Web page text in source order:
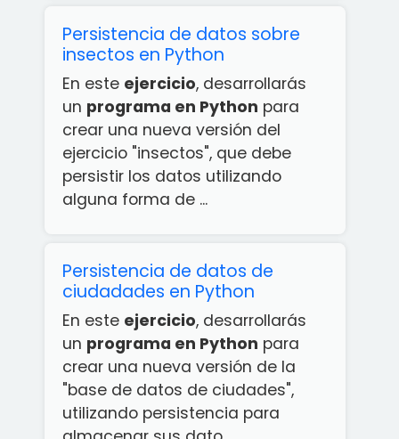
Persistencia de datos sobre
insectos en Python
En este ejercicio, desarrollarás
un programa en Python para
crear una nueva versión del
ejercicio "insectos", que debe
persistir los datos utilizando
alguna forma de ...
Persistencia de datos de
ciudadades en Python
En este ejercicio, desarrollarás
un programa en Python para
crear una nueva versión de la
"base de datos de ciudades",
utilizando persistencia para